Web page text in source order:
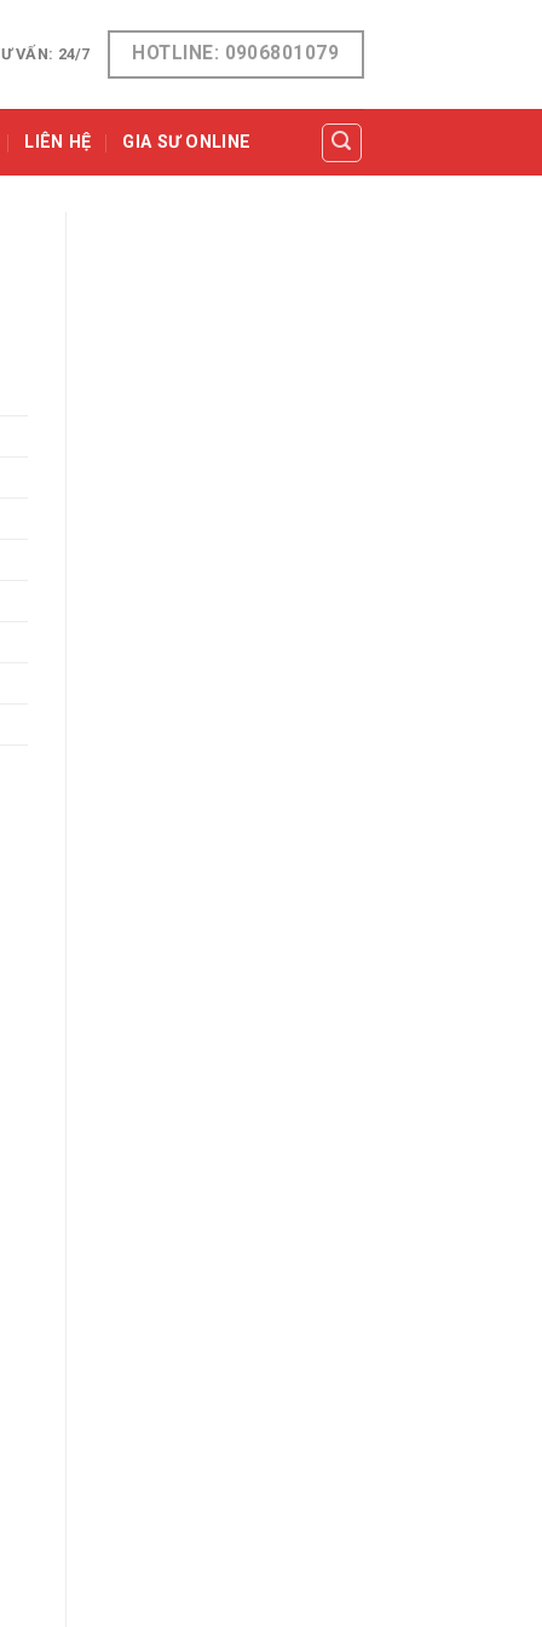
VẤN: 24/7 HOTLINE: 0906801079
LIÊN HỆ GIA SƯ ONLINE